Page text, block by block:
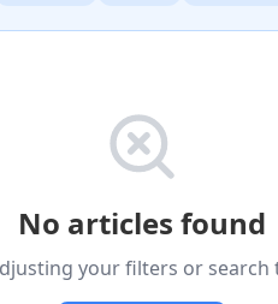
No articles found
your filters or search